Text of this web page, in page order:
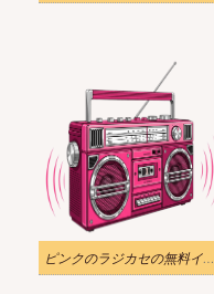
ピンクのラジカセの無料イラスト